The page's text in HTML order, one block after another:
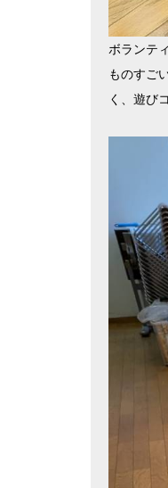
ボランテ
ものすご
く、遊び